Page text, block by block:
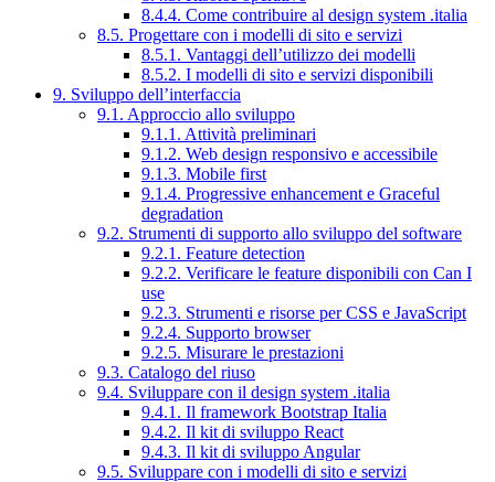
8.4.4. Come contribuire al design system .italia
8.5. Progettare con i modelli di sito e servizi
8.5.1. Vantaggi dell’utilizzo dei modelli
8.5.2. I modelli di sito e servizi disponibili
9. Sviluppo dell’interfaccia
9.1. Approccio allo sviluppo
9.1.1. Attività preliminari
9.1.2. Web design responsivo e accessibile
9.1.3. Mobile first
9.1.4. Progressive enhancement e Graceful
degradation
9.2. Strumenti di supporto allo sviluppo del software
9.2.1. Feature detection
9.2.2. Verificare le feature disponibili con Can I
use
9.2.3. Strumenti e risorse per CSS e JavaScript
9.2.4. Supporto browser
9.2.5. Misurare le prestazioni
9.3. Catalogo del riuso
9.4. Sviluppare con il design system .italia
9.4.1. Il framework Bootstrap Italia
9.4.2. Il kit di sviluppo React
9.4.3. Il kit di sviluppo Angular
9.5. Sviluppare con i modelli di sito e servizi